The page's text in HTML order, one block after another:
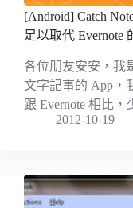
[Android] Catch
足以取代 Evernote
各位朋友安安，我
文字記事的 App，
跟 Evernote 相比
2012-10-19